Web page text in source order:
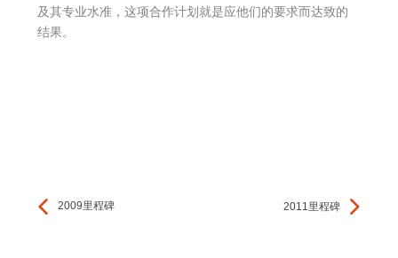
及其专业水准，这项合作计划就是应他们的要求而达致的
结果。
2009里程碑 2011里程碑